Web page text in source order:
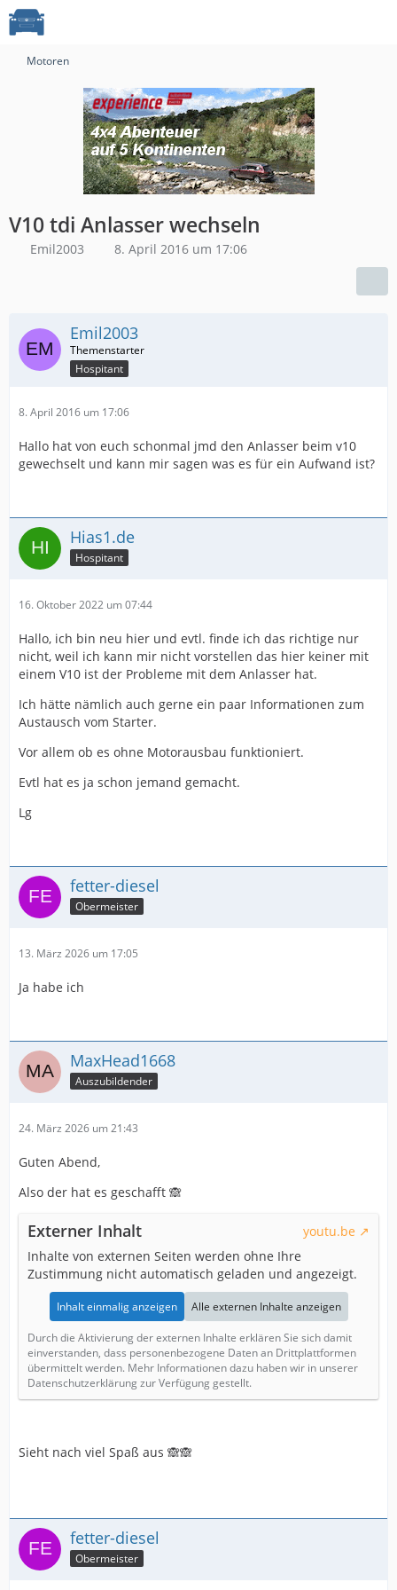
Motoren
V10 tdi Anlasser wechseln
Emil2003 8. April 2016 um 17:06
Emil2003
Hospitant
8. April 2016 um 17:06
Hallo hat von euch schonmal jmd den Anlasser beim v10
gewechselt und kann mir sagen was es für ein Aufwand ist?
Hias1.de
Hospitant
16. Oktober 2022 um 07:44
Hallo, ich bin neu hier und evtl. finde ich das richtige nur
nicht, weil ich kann mir nicht vorstellen das hier keiner mit
einem V10 ist der Probleme mit dem Anlasser hat.
Ich hätte nämlich auch gerne ein paar Informationen zum
Austausch vom Starter.
Vor allem ob es ohne Motorausbau funktioniert.
Evtl hat es ja schon jemand gemacht.
Lg
fetter-diesel
Obermeister
13. März 2026 um 17:05
Ja habe ich
MaxHead1668
Auszubildender
24. März 2026 um 21:43
Guten Abend,
Also der hat es geschafft 🙈
Externer Inhalt
youtu.be
Inhalte von externen Seiten werden ohne Ihre
Zustimmung nicht automatisch geladen und angezeigt.
Inhalt einmalig anzeigen Alle externen Inhalte anzeigen
Durch die Aktivierung der externen Inhalte erklären Sie sich damit
einverstanden, dass personenbezogene Daten an Drittplattformen
übermittelt werden. Mehr Informationen dazu haben wir in unserer
Datenschutzerklärung zur Verfügung gestellt.
Sieht nach viel Spaß aus 🙈🙈
fetter-diesel
Obermeister